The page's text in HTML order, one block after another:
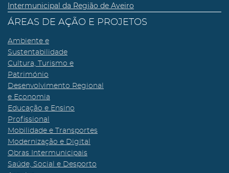
Intermunicipal da Região de Aveiro
ÁREAS DE AÇÃO E PROJETOS
Ambiente e
Sustentabilidade
Cultura, Turismo e
Património
Desenvolvimento Regional
e Economia
Educação e Ensino
Profissional
Mobilidade e Transportes
Modernização e Digital
Obras Intermunicipais
Saúde, Social e Desporto